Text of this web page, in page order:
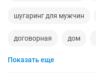
шугаринг для мужчин
договорная дом
выезд мужской
Показать еще